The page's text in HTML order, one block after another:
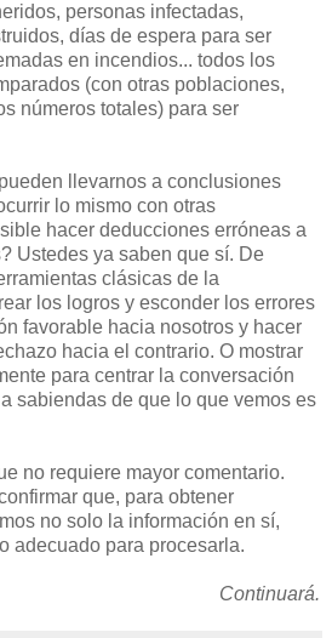
personas infectadas,
días de espera para ser
en incendios... todos los
(con otras poblaciones,
números totales) para ser
llevarnos a conclusiones
lo mismo con otras
hacer deducciones erróneas a
Ustedes ya saben que sí. De
clásicas de la
los logros y esconder los errores
favorable hacia nosotros y hacer
hacia el contrario. O mostrar
para centrar la conversación
sabiendas de que lo que vemos es
no requiere mayor comentario.
que, para obtener
no solo la información en sí,
adecuado para procesarla.
Continuará.